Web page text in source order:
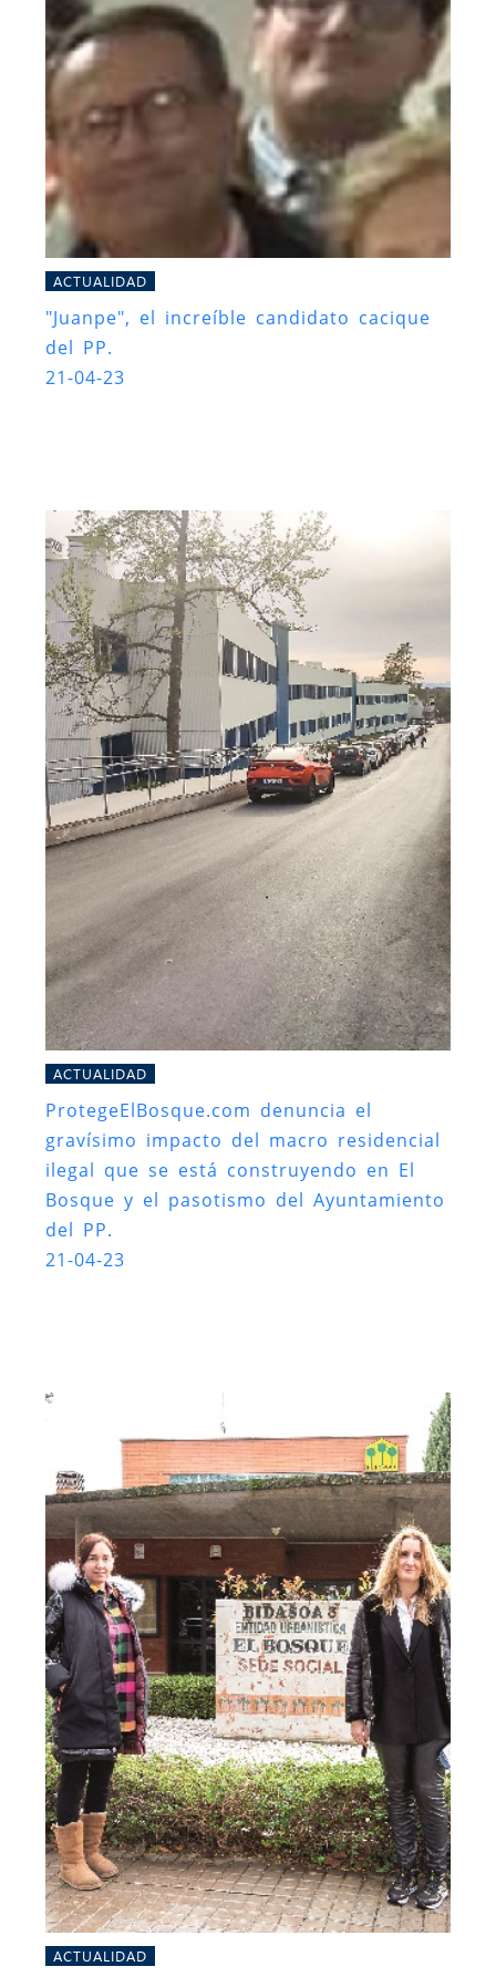
ACTUALIDAD
"Juanpe", el increíble candidato cacique
del PP.
21-04-23
ACTUALIDAD
ProtegeElBosque.com denuncia el
gravísimo impacto del macro residencial
ilegal que se está construyendo en El
Bosque y el pasotismo del Ayuntamiento
del PP.
21-04-23
ACTUALIDAD